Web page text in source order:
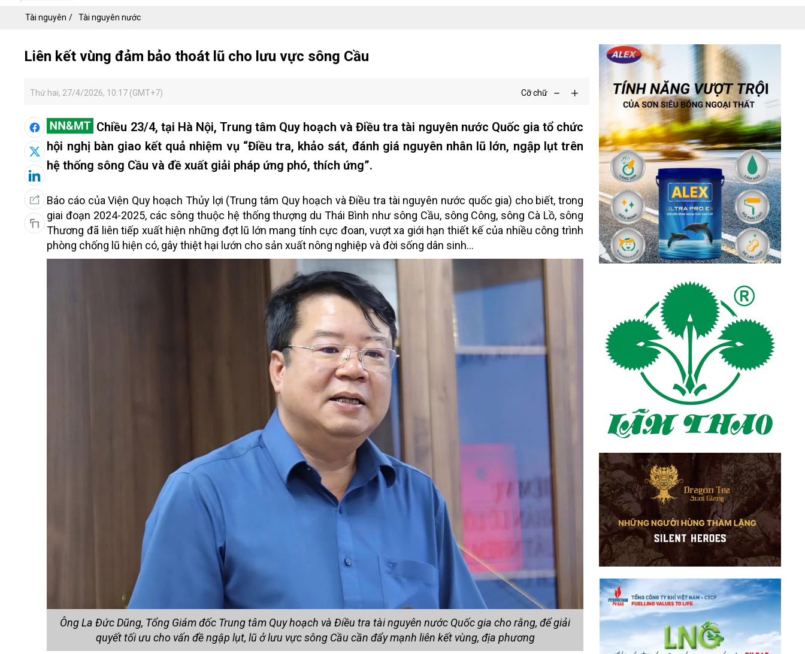
Tài nguyên Tài nguyên nước
Liên kết vùng đảm bảo thoát lũ cho lưu vực sông Cầu
Thứ hai, 27/4/2026, 10:17 (GMT+7) Cỡ chữ
Chiều 23/4, tại Hà Nội, Trung tâm Quy hoạch và Điều tra tài nguyên nước Quốc gia tổ chức
hội nghị bàn giao kết quả nhiệm vụ “Điều tra, khảo sát, đánh giá nguyên nhân lũ lớn, ngập lụt trên
hệ thống sông Cầu và đề xuất giải pháp ứng phó, thích ứng”.
Báo cáo của Viện Quy hoạch Thủy lợi (Trung tâm Quy hoạch và Điều tra tài nguyên nước quốc gia) cho biết, trong
giai đoạn 2024-2025, các sông thuộc hệ thống thượng du Thái Bình như sông Cầu, sông Công, sông Cà Lồ, sông
Thương đã liên tiếp xuất hiện những đợt lũ lớn mang tính cực đoan, vượt xa giới hạn thiết kế của nhiều công trình
phòng chống lũ hiện có, gây thiệt hại lướn cho sản xuất nông nghiệp và đời sống dân sinh…
Ông La Đức Dũng, Tổng Giám đốc Trung tâm Quy hoạch và Điều tra tài nguyên nước Quốc gia cho rằng, để giải
quyết tối ưu cho vấn đề ngập lụt, lũ ở lưu vực sông Cầu cần đẩy mạnh liên kết vùng, địa phương